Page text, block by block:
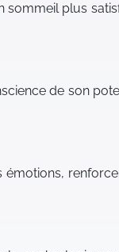
sommeil plus
de son
émotions,